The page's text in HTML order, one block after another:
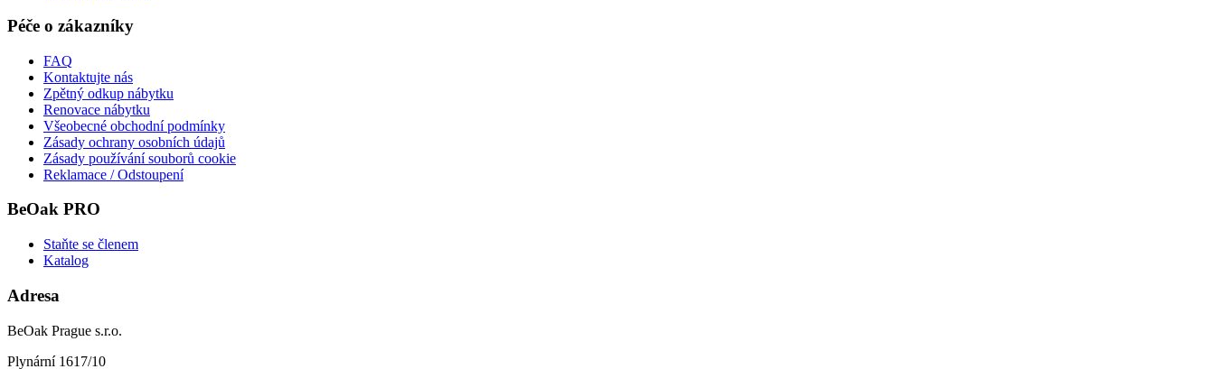
Péče o zákazníky
FAQ
Kontaktujte nás
Zpětný odkup nábytku
Renovace nábytku
Všeobecné obchodní podmínky
Zásady ochrany osobních údajů
Zásady používání souborů cookie
Reklamace / Odstoupení
BeOak PRO
Staňte se členem
Katalog
Adresa
BeOak Prague s.r.o.
Plynární 1617/10